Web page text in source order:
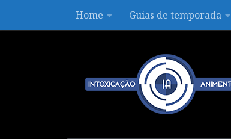
Skip to contentHome Guias de temporada